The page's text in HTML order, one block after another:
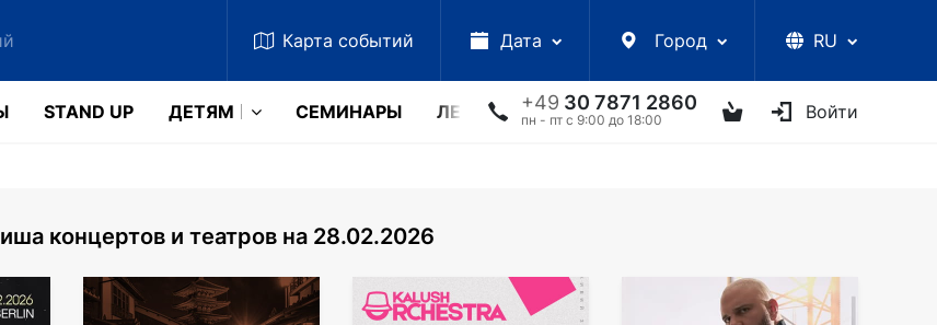
Карта событий Дата Город RU
+49 30 7871 2860
пн - пт с 9:00 до 18:00 Войти
STAND UP ДЕТЯМ CЕМИНАРЫ ЛЕКЦИИ УКРАИНСКИЕ АРТИСТЫ ДРУГОЕ
концертов и театров на 28.02.2026